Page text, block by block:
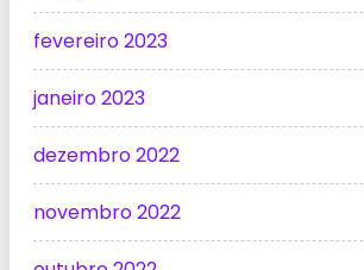
fevereiro 2023
janeiro 2023
dezembro 2022
novembro 2022